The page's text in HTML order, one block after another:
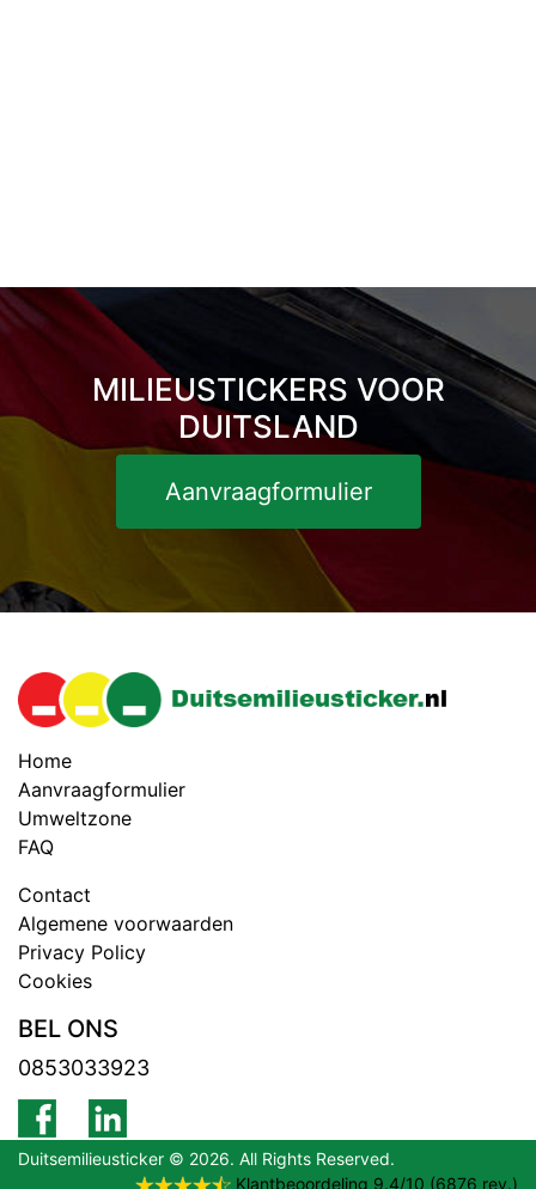
MILIEUSTICKERS VOOR
DUITSLAND
Aanvraagformulier
Home
Aanvraagformulier
Umweltzone
FAQ
Contact
Algemene voorwaarden
Privacy Policy
Cookies
BEL ONS
0853033923
Duitsemilieusticker © 2026. All Rights Reserved.
Klantbeoordeling 9.4/10 (6876 rev.)